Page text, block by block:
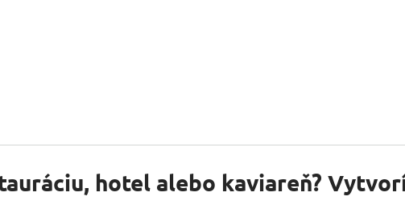
hotel alebo kaviareň?